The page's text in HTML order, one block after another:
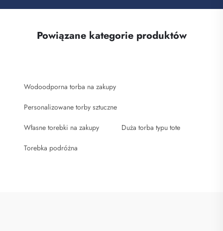
Powiązane kategorie produktów
Wodoodporna torba na zakupy
Personalizowane torby sztuczne
Własne torebki na zakupy Duża torba typu tote
Torebka podróżna